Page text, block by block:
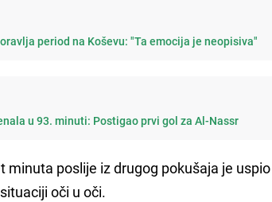
period na Koševu: "Ta emocija je neopisiva"
u 93. minuti: Postigao prvi gol za Al-Nassr
minuta poslije iz drugog pokušaja je uspio
oči u oči.